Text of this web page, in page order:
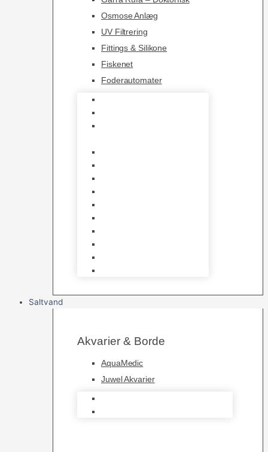
Osmose Anlæg
UV Filtrering
Fittings & Silikone
Fiskenet
Foderautomater
Saltvand
Akvarier & Borde
AquaMedic
Juwel Akvarier